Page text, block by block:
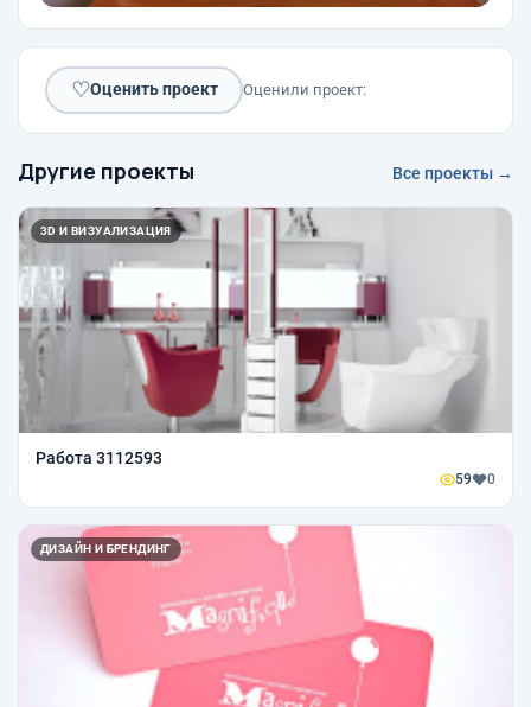
♡Оценить проект Оценили проект:
Другие проекты Все проекты →
3D И ВИЗУАЛИЗАЦИЯ
Работа 3112593
59 0
ДИЗАЙН И БРЕНДИНГ